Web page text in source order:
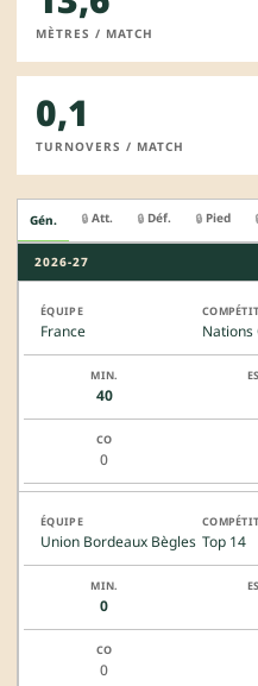
MÈTRES / MATCH
0,1
TURNOVERS / MATCH
Gén. 🔒 Att. 🔒 Déf. 🔒 Pied
2026-27
France Nations
40
0
Union Bordeaux Bègles Top 14
0
0